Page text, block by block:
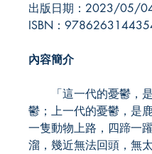
出版日期：2023/05/
ISBN：
內容簡介
「這一代的憂鬱，
鬱；上一代的憂鬱，是鹿
一隻動物上路，四蹄一
溜，幾近無法回頭，無